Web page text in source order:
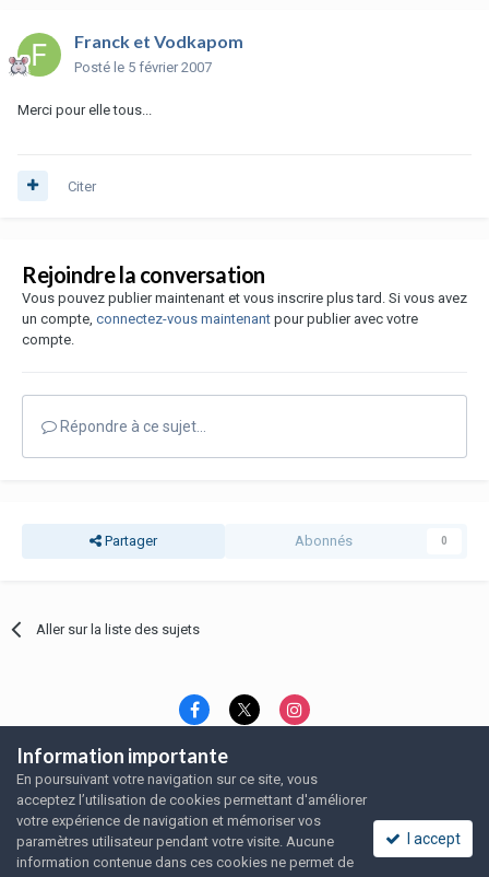
Franck et Vodkapom
Posté le 5 février 2007
Merci pour elle tous...
Citer
Rejoindre la conversation
Vous pouvez publier maintenant et vous inscrire plus tard. Si vous avez
un compte, connectez-vous maintenant pour publier avec votre
compte.
Répondre à ce sujet…
Partager Abonnés 0
Aller sur la liste des sujets
Langue Thème
Politique de confidentialité
Nous contacter
Nous contacter
SRFA, l'association des amoureux du rat domestique
Powered by Invision Community
Information importante
En poursuivant votre navigation sur ce site, vous
acceptez l’utilisation de cookies permettant d'améliorer
votre expérience de navigation et mémoriser vos
paramètres utilisateur pendant votre visite. Aucune
information contenue dans ces cookies ne permet de
I accept